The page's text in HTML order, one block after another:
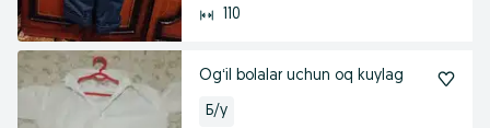
110
Ogʻil bolalar uchun oq kuylag
Б/у